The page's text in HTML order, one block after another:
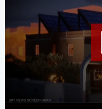
1
minute,
34
seconds